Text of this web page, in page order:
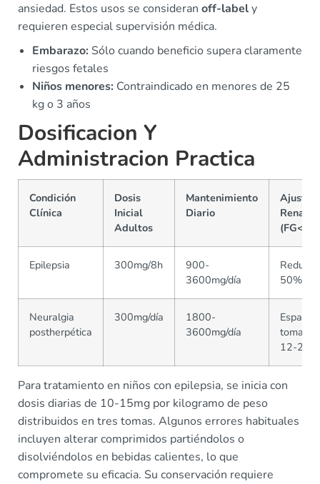
ansiedad. Estos usos se consideran off-labely
requieren especial supervisión médica.
Embarazo: Sólo cuando beneficio supera claramente
riesgos fetales
Niños menores: Contraindicado en menores de 25
kg o 3 años
Dosificacion Y
Administracion Practica
Condición
Clínica
Dosis
Inicial
Adultos
Mantenimiento
Diario
Ajuste
Renal
(FG<60)
Epilepsia 300mg/8h
900-
3600mg/día
50%
Neuralgia
postherpética
300mg/día
1800-
3600mg/día
Espaciar
tomas
12-24h
Para tratamiento en niños con epilepsia, se inicia con
dosis diarias de 10-15mg por kilogramo de peso
distribuidos en tres tomas. Algunos errores habituales
incluyen alterar comprimidos partiéndolos o
disolviéndolos en bebidas calientes, lo que
compromete su eficacia. Su conservación requiere